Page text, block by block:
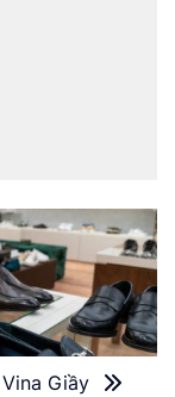
Giầy